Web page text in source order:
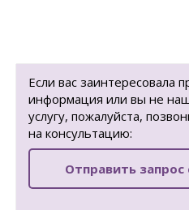
Если вас заинтересовала
информация или вы не
услугу, пожалуйста,
на консультацию:
Отправить запрос